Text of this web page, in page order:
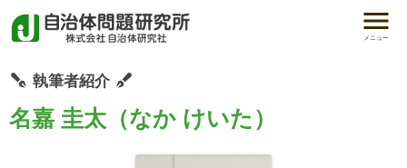
メニュー
執筆者紹介
名嘉 圭太（なか けいた）